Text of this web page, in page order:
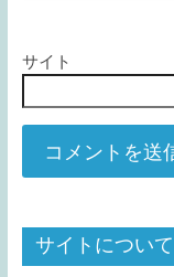
サイト
サイトについて